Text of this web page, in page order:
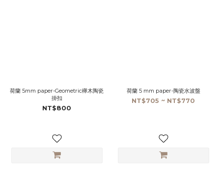
荷蘭 5mm paper-Geometric櫸木陶瓷
掛扣
NT$800
荷蘭 5 mm paper-陶瓷水波盤
NT$705 ~ NT$770